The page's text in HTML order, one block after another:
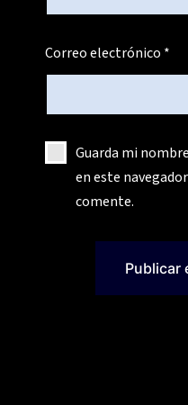
Correo electrónico *
Guarda mi
en este
comente.